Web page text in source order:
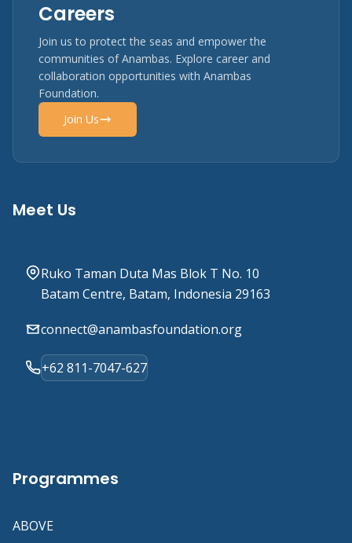
Careers
Join us to protect the seas and empower the
communities of Anambas. Explore career and
collaboration opportunities with Anambas
Foundation.
Join Us
Meet Us
Ruko Taman Duta Mas Blok T No. 10
Batam Centre, Batam, Indonesia 29163
connect@anambasfoundation.org
+62 811-7047-627
Programmes
ABOVE